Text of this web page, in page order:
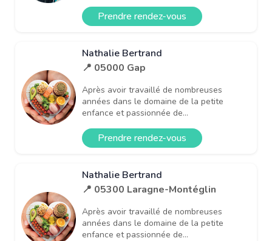
Prendre rendez-vous
Nathalie Bertrand
📍 05000 Gap
Après avoir travaillé de nombreuses
années dans le domaine de la petite
enfance et passionnée de...
Prendre rendez-vous
Nathalie Bertrand
📍 05300 Laragne-Montéglin
Après avoir travaillé de nombreuses
années dans le domaine de la petite
enfance et passionnée de...